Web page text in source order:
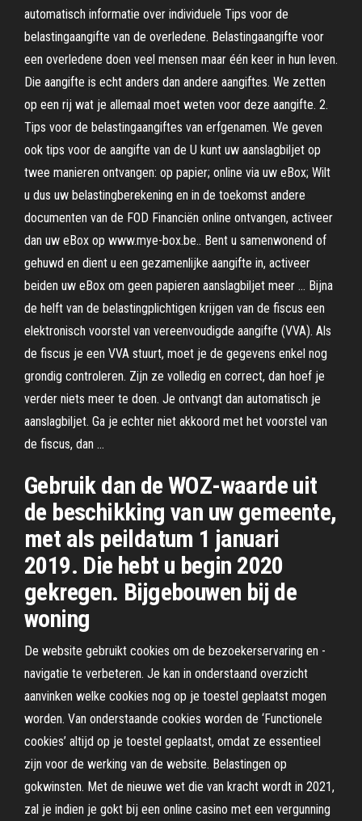
automatisch informatie over individuele Tips voor de
belastingaangifte van de overledene. Belastingaangifte voor
een overledene doen veel mensen maar één keer in hun leven.
Die aangifte is echt anders dan andere aangiftes. We zetten
op een rij wat je allemaal moet weten voor deze aangifte. 2.
Tips voor de belastingaangiftes van erfgenamen. We geven
ook tips voor de aangifte van de U kunt uw aanslagbiljet op
twee manieren ontvangen: op papier; online via uw eBox; Wilt
u dus uw belastingberekening en in de toekomst andere
documenten van de FOD Financiën online ontvangen, activeer
dan uw eBox op www.mye-box.be.. Bent u samenwonend of
gehuwd en dient u een gezamenlijke aangifte in, activeer
beiden uw eBox om geen papieren aanslagbiljet meer … Bijna
de helft van de belastingplichtigen krijgen van de fiscus een
elektronisch voorstel van vereenvoudigde aangifte (VVA). Als
de fiscus je een VVA stuurt, moet je de gegevens enkel nog
grondig controleren. Zijn ze volledig en correct, dan hoef je
verder niets meer te doen. Je ontvangt dan automatisch je
aanslagbiljet. Ga je echter niet akkoord met het voorstel van
de fiscus, dan …
Gebruik dan de WOZ-waarde uit
de beschikking van uw gemeente,
met als peildatum 1 januari
2019. Die hebt u begin 2020
gekregen. Bijgebouwen bij de
woning
De website gebruikt cookies om de bezoekerservaring en -
navigatie te verbeteren. Je kan in onderstaand overzicht
aanvinken welke cookies nog op je toestel geplaatst mogen
worden. Van onderstaande cookies worden de ‘Functionele
cookies’ altijd op je toestel geplaatst, omdat ze essentieel
zijn voor de werking van de website. Belastingen op
gokwinsten. Met de nieuwe wet die van kracht wordt in 2021,
zal je indien je gokt bij een online casino met een vergunning